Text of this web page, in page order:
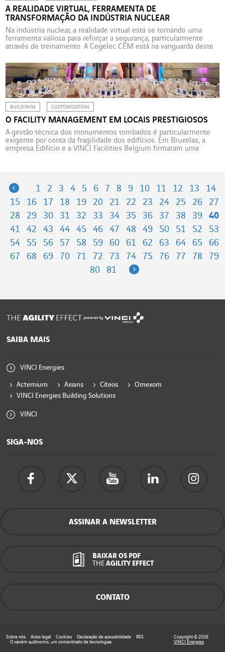
A REALIDADE VIRTUAL, FERRAMENTA DE
TRANSFORMAÇÃO DA INDÚSTRIA NUCLEAR
Na indústria nuclear, a realidade virtual está se tornando uma
ferramenta valiosa para reforçar a segurança, particularmente
através de treinamento. A Cegelec CEM está na vanguarda deste
mundo industrial, anunciando uma Indústria 4.0 ultra conectada,
capaz de se adaptar a um grande número de mudanças ou […]
BUILDINGS CUSTOMIZATION
O FACILITY MANAGEMENT EM LOCAIS PRESTIGIOSOS
A gestão técnica dos monumentos tombados é particularmente
exigente por conta da fragilidade dos edifícios. Em Bruxelas, a
empresa Edificio e a VINCI Facilities Belgium firmaram uma
Previous
1 2 3 4 5 6 7 8 9 10 11 12 13
14
15
16 17 18 19 20 21 22 23 24 25 26
27
28
29 30 31 32 33 34 35 36 37 38 39
40
41
42 43 44 45 46 47 48 49 50 51 52
53
54
55 56 57 58 59 60 61 62 63 64 65
66
67
68 69 70 71 72 73 74 75 76 77 78
79
80
81 Next
powered by
SAIBA MAIS
VINCI Energies
Actemium Axians Citeos
Omexom
VINCI Energies Building Solutions
VINCI
SIGA-NOS
ASSINAR A NEWSLETTER
BAIXAR OS PDF
THE AGILITY EFFECT
CONTATO
Sobre nós Aviso legal Cookies Declaração de acessibilidade
RSS
O vaivém autônomo, um concentrado de tecnologias
Copyright © 2026
VINCI Energies